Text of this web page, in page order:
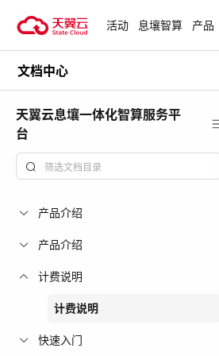
试用，产品折扣等，助您降本
查看全部活动
活动 息壤智算 产品
文档中心
天翼云息壤一体化智算服务平
台
产品介绍
产品介绍
计费说明
计费说明
快速入门